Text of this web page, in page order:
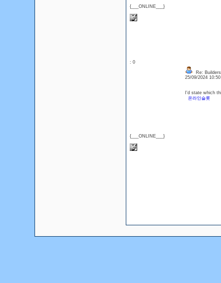
{___ONLINE___}
: 0
{___ONLINE___}
Re:
25/09/2024
I'd state which
온라인슬롯